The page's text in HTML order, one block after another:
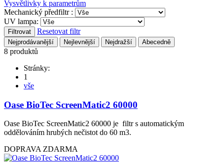
Vysvětlivky k parametrům
Mechanický předfiltr :
UV lampa:
Filtrovat Resetovat filtr
Nejprodávanější Nejlevnější Nejdražší Abecedně
8 produktů
Stránky:
1
vše
Oase BioTec ScreenMatic2 60000
Oase BioTec ScreenMatic2 60000 je filtr s automatickým
oddělováním hrubých nečistot do 60 m3.
DOPRAVA ZDARMA